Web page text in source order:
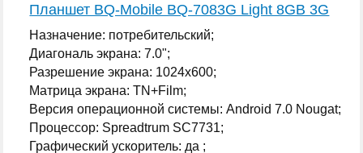
Планшет BQ-Mobile BQ-7083G Light 8GB 3G
Назначение: потребительский;
Диагональ экрана: 7.0";
Разрешение экрана: 1024x600;
Матрица экрана: TN+Film;
Версия операционной системы: Android 7.0 Nougat;
Процессор: Spreadtrum SC7731;
Графический ускоритель: да ;